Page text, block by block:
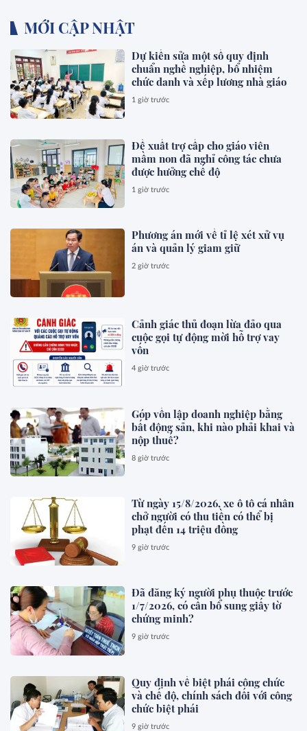
MỚI CẬP NHẬT
Dự kiến sửa một số quy định
chuẩn nghề nghiệp, bổ nhiệm
chức danh và xếp lương nhà giáo
1 giờ trước
Đề xuất trợ cấp cho giáo viên
mầm non đã nghỉ công tác chưa
được hưởng chế độ
1 giờ trước
Phương án mới về tỉ lệ xét xử vụ
án và quản lý giam giữ
2 giờ trước
Cảnh giác thủ đoạn lừa đảo qua
cuộc gọi tự động mời hỗ trợ vay
vốn
4 giờ trước
Góp vốn lập doanh nghiệp bằng
bất động sản, khi nào phải khai và
nộp thuế?
8 giờ trước
Từ ngày 15/8/2026, xe ô tô cá nhân
chở người có thu tiền có thể bị
phạt đến 14 triệu đồng
9 giờ trước
Đã đăng ký người phụ thuộc trước
1/7/2026, có cần bổ sung giấy tờ
chứng minh?
9 giờ trước
Quy định về biệt phái công chức
và chế độ, chính sách đối với công
chức biệt phái
9 giờ trước